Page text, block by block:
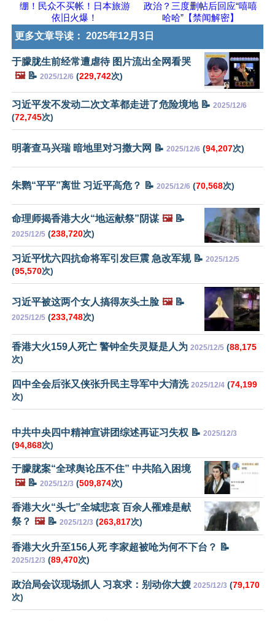
绷！民众不买帐！日本旅游
依旧火爆！
政治？三度删帖后回应“嘻嘻
哈哈”【禁闻解密】
更多文章导读： 2025年12月3日
于朦胧生前经常遭虐待 图片流出全网看哭
🖼️📝 2025/12/6 (229,742次)
习近平发不发动二次文革都走进了危险境地 📝 2025/12/6
(72,745次)
明著查马兴瑞 暗地里对习撒大网 📝 2025/12/6 (94,207次)
朱鹮“平平”离世 习近平高危？ 📝 2025/12/6 (70,568次)
命理师揭香港大火“地运献祭”阴谋 🖼️📝
2025/12/5 (238,720次)
习近平忧六四抗命将军引发巨震 急改军规 📝 2025/12/5
(95,570次)
习近平被这两个女人搞得灰头土脸 🖼️📝
2025/12/5 (233,748次)
香港大火159人死亡 警钟全失灵疑是人为 2025/12/5 (88,175
次)
四中全会后张又侠张升民主导军中大清洗 2025/12/4 (74,199
次)
中共中央四中精神宣讲团综述再证习失权 📝 2025/12/3
(94,868次)
于朦胧案“全球舆论压不住” 中共陷入困境
🖼️📝 2025/12/3 (509,874次)
香港大火“头七”全城悲哀 百余人罹难是献
祭？ 🖼️📝 2025/12/3 (263,817次)
香港大火升至156人死 李家超被呛为何不下台？ 📝
2025/12/3 (89,470次)
政治局会议现场抓人 习哀求：别动你大嫂 2025/12/3 (79,170
次)